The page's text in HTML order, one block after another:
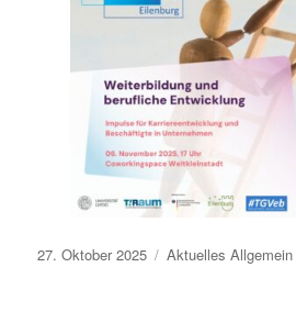
Veröffentlicht
27. Oktober 2025 Aktuelles Allgemein